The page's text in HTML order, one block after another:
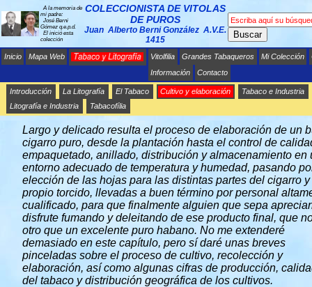
A la memoria de
mi padre:
José Berni
Gómez q.e.p.d.
El inició esta
colección
COLECCIONISTA DE VITOLAS
DE PUROS
Juan Alberto Berni González A.V.E.
1415
Buscar
Inicio Mapa Web Vitolfilia Grandes Tabaqueros Mi Colección
Información
Contacto
Introducción La Litografía El Tabaco Cultivo y elaboración
Tabaco e Industria
Litografía e Industria
Tabacofília
CULTIVO Y ELABORACIÓN DEL TABACO
Largo y delicado resulta el proceso de elaboración de un
cigarro puro, desde la plantación hasta el control de
empaquetado, anillado, distribución y almacenamiento en
entorno adecuado de temperatura y humedad, pasando
elección de las hojas para las distintas partes del cigarro
propio torcido, llevadas a buen término por personal
cualificado, para que finalmente alguien que sepa
disfrute fumando y deleitando de ese producto final, que
otro que un excelente puro habano. No me extenderé
demasiado en este capítulo, pero sí daré unas breves
pinceladas sobre el proceso de cultivo, recolección y
elaboración, así como algunas cifras de producción,
del tabaco y distribución geográfica de los cultivos.